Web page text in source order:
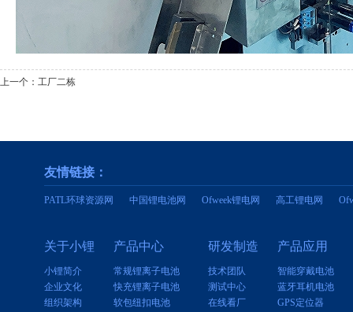
上一个： 工厂二栋
友情链接：
PATL环球资源网 中国锂电池网 Ofweek锂电网 高工锂电网
关于小锂
小锂简介
企业文化
组织架构
产品中心
常规锂离子电池
快充锂离子电池
软包纽扣电池
研发制造
技术团队
测试中心
在线看厂
产品应用
智能穿戴电池
蓝牙耳机电池
GPS定位器